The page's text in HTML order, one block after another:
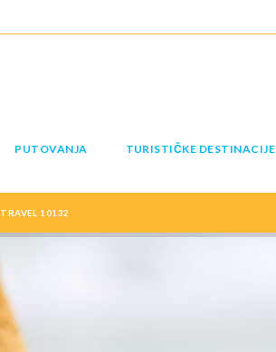
PUTOVANJA TURISTIČKE DESTINACIJE
10132